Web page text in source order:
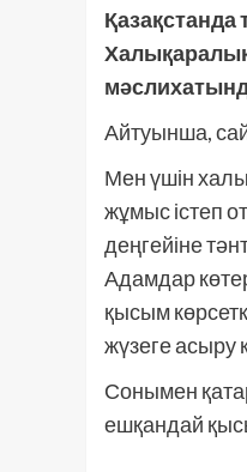
Айтуынша,
Мен үшін
жұмыс істеп
деңгейіне
Адамдар
қысым
жүзеге асыру
Сонымен
ешқандай